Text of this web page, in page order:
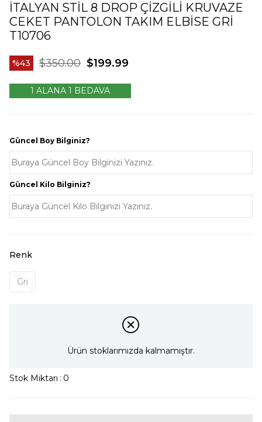
İTALYAN STIL 8 DROP ÇIZGILI KRUVAZE
CEKET PANTOLON TAKIM ELBISE GRI
T10706
43 $350.00 $199.99
1 ALANA 1 BEDAVA
Güncel Boy Bilginiz?
Güncel Kilo Bilginiz?
Renk
Gri
Ürün stoklarımızda kalmamıştır.
Stok Miktarı : 0